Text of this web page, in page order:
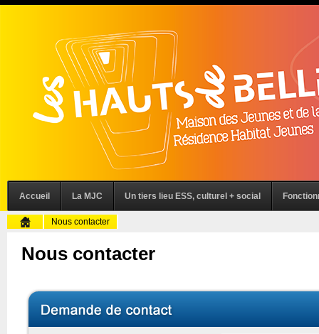
Accueil La MJC Un tiers lieu ESS, culturel + social
Nous contacter
Nous contacter